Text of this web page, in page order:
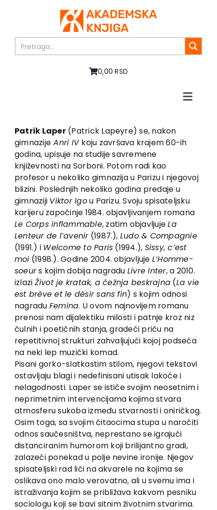
0,00 RSD
Toggle
O nama
Knjige
U pripremi
Akcija
Autori
Vesti
EU PROJEKTI
Kontakt
Patrik Laper(Patrick Lapeyre) se, nakon
gimnazije Anri IV koju završava krajem 60-ih
godina, upisuje na studije savremene
književnosti na Sorboni. Potom radi kao
profesor u nekoliko gimnazija u Parizu i njegovoj
blizini. Poslednjih nekoliko godina predaje u
gimnaziji Viktor Igou Parizu. Svoju spisateljsku
karijeru započinje 1984. objavljivanjem romana
Le Corps inflammable, zatim objavljujeLa
Lenteur de l’avenir(1987.), Ludo & Compagnie
(1991.) i Welcome to Paris (1994.), Sissy, c’est
moi (1998.). Godine 2004. objavljuje L’Homme-
soeurs kojim dobija nagradu Livre Inter, a 2010.
izlazi Život je kratak, a čežnja beskrajna (La vie
est brève et le désir sans fin) s kojim odnosi
nagradu Femina. U ovom najnovijem romanu
prenosi nam dijalektiku milosti i patnje kroz niz
čulnih i poetičnih stanja, gradeći priču na
repetitivnoj strukturi zahvaljujući kojoj podseća
na neki lep muzički komad.
Pisani gorko-slatkastim stilom, njegovi tekstovi
ostavljaju blagi i nedefinisani utisak lakoće i
nelagodnosti. Laper se ističe svojim neosetnim i
neprimetnim intervencijama kojima stvara
atmosferu sukoba između stvarnosti i oniričkog.
Osim toga, sa svojim čitaocima stupa u naročiti
odnos saučesništva, neprestano se igrajući
distanciranim humorom koji brilijantno gradi,
zalazeći ponekad u polje nevine ironije. Njegov
spisateljski rad liči na akvarele na kojima se
oslikava ono malo verovatno, ali u svemu ima i
istraživanja kojim se približava kakvom pesniku
sociologu koji se bavi sitnim životnim stvarima.